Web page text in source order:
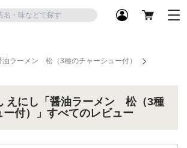
油ラーメン 松（3種のチャーシュー付）
えにし「醤油ラーメン 松（3種
ー付）」すべてのレビュー